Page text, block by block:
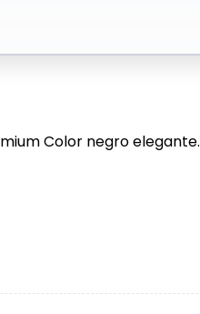
Color negro elegante.